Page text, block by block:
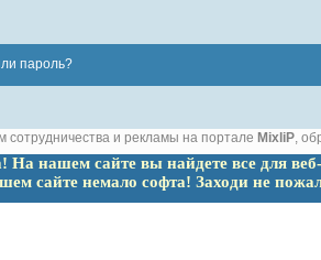
пароль?
сотрудничества и рекламы на портале MixliP,
На нашем сайте вы найдете все для
сайте немало софта! Заходи не